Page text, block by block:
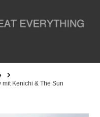
mit Kenichi & The Sun